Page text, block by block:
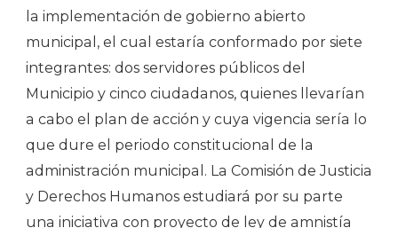
la implementación de gobierno abierto
municipal, el cual estaría conformado por siete
integrantes: dos servidores públicos del
Municipio y cinco ciudadanos, quienes llevarían
a cabo el plan de acción y cuya vigencia sería lo
que dure el periodo constitucional de la
administración municipal. La Comisión de Justicia
y Derechos Humanos estudiará por su parte
una iniciativa con proyecto de ley de amnistía